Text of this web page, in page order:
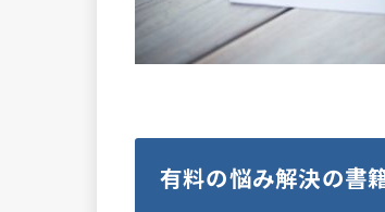
有料の悩み解決の書